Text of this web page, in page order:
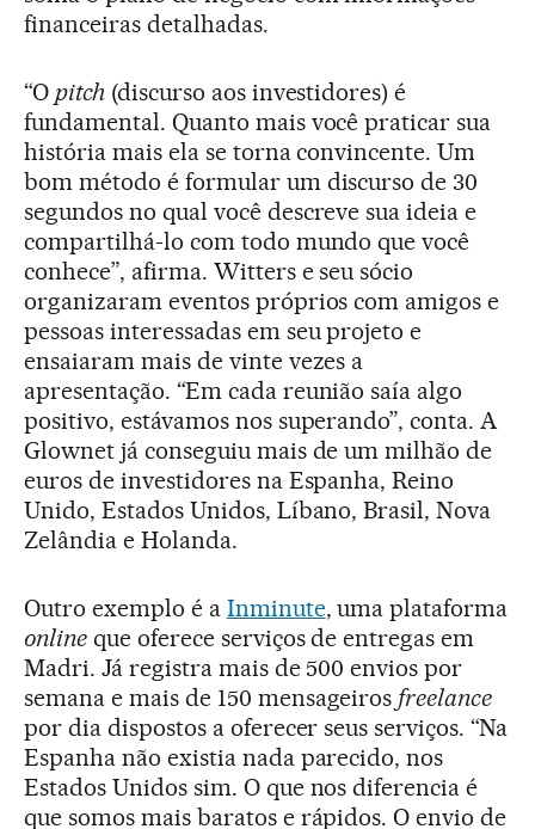
financeiras detalhadas.
“O pitch(discurso aos investidores) é
fundamental. Quanto mais você praticar sua
história mais ela se torna convincente. Um
bom método é formular um discurso de 30
segundos no qual você descreve sua ideia e
compartilhá-lo com todo mundo que você
conhece”, afirma. Witters e seu sócio
organizaram eventos próprios com amigos e
pessoas interessadas em seu projeto e
ensaiaram mais de vinte vezes a
apresentação. “Em cada reunião saía algo
positivo, estávamos nos superando”, conta. A
Glownet já conseguiu mais de um milhão de
euros de investidores na Espanha, Reino
Unido, Estados Unidos, Líbano, Brasil, Nova
Zelândia e Holanda.
Outro exemplo é a Inminute, uma plataforma
onlineque oferece serviços de entregas em
Madri. Já registra mais de 500 envios por
semana e mais de 150 mensageiros freelance
por dia dispostos a oferecer seus serviços. “Na
Espanha não existia nada parecido, nos
Estados Unidos sim. O que nos diferencia é
que somos mais baratos e rápidos. O envio de